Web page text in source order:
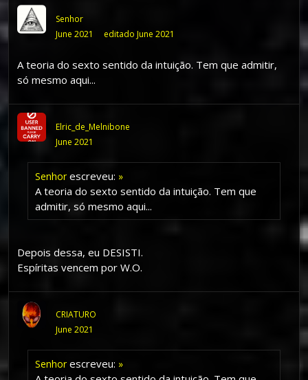
Senhor
June 2021
editado June 2021
A teoria do sexto sentido da intuição. Tem que admitir,
só mesmo aqui...
Elric_de_Melnibone
June 2021
Senhorescreveu: »
A teoria do sexto sentido da intuição. Tem que
admitir, só mesmo aqui...
Depois dessa, eu DESISTI.
Espíritas vencem por W.O.
CRIATURO
June 2021
Senhor escreveu: »